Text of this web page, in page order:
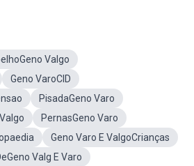
Valgo
Geno VaroCID
PisadaGeno Varo
PernasGeno Varo
Geno Varo E ValgoCrianças
Valg E Varo